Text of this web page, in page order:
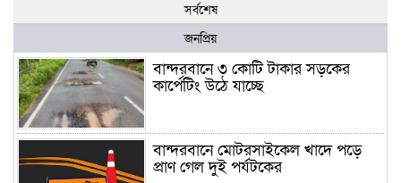
সর্বশেষ
জনপ্রিয়
বান্দরবানে ৩ কোটি টাকার সড়কের
কার্পেটিং উঠে যাচ্ছে
বান্দরবানে মোটরসাইকেল খাদে পড়ে
প্রাণ গেল দুই পর্যটকের